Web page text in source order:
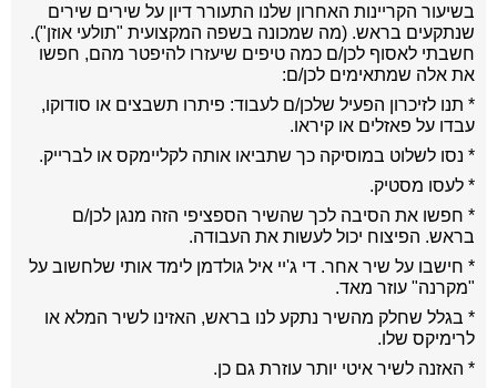
בשיעור הקריינות האחרון שלנו התעורר דיון על שירים שירים
שנתקעים בראש. (מה שמכונה בשפה המקצועית "תולעי אוזן").
חשבתי לאסוף לכן/ם כמה טיפים שיעזרו להיפטר מהם, חפשו
את אלה שמתאימים לכן/ם:
* תנו לזיכרון הפעיל שלכן/ם לעבוד: פיתרו תשבצים או סודוקו,
עבדו על פאזלים או קיראו.
* נסו לשלוט במוסיקה כך שתביאו אותה לקליימקס או לברייק.
* לעסו מסטיק.
* חפשו את הסיבה לכך שהשיר הספציפי הזה מנגן לכן/ם
בראש. הפיצוח יכול לעשות את העבודה.
* חישבו על שיר אחר. די ג'יי איל גולדמן לימד אותי שלחשוב על
"מקרנה" עוזר מאד.
* בגלל שחלק מהשיר נתקע לנו בראש, האזינו לשיר המלא או
לרימיקס שלו.
* האזנה לשיר איטי יותר עוזרת גם כן.